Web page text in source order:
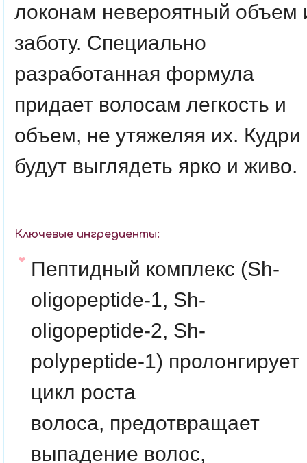
локонам невероятный объем
заботу. Специально
разработанная формула
придает волосам легкость и
объем, не утяжеляя их. Кудри
будут выглядеть ярко и живо.
Ключевые ингредиенты:
Пептидный комплекс (Sh-
oligopeptide-1, Sh-
oligopeptide-2, Sh-
polypeptide-1) пролонгирует
цикл роста
волоса, предотвращает
выпадение волос,